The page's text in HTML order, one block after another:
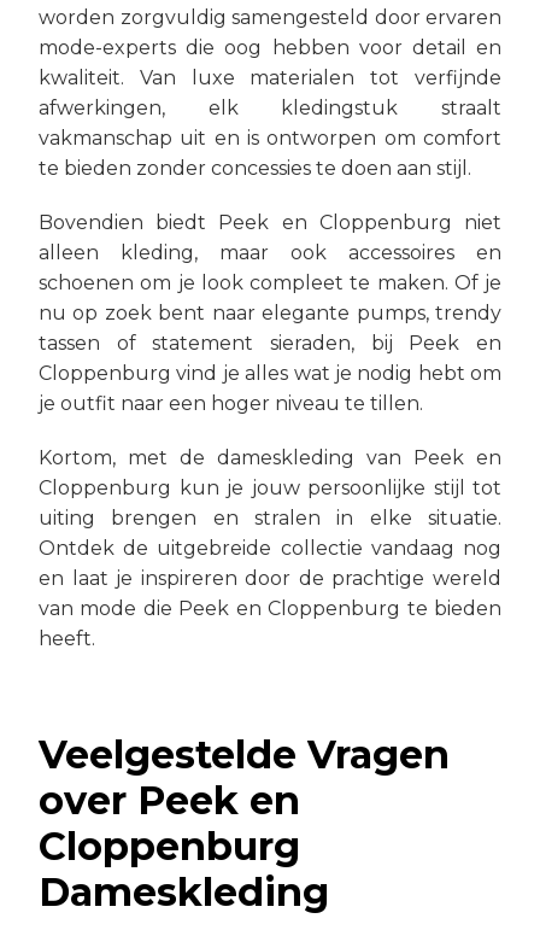
worden zorgvuldig samengesteld door ervaren
mode-experts die oog hebben voor detail en
kwaliteit. Van luxe materialen tot verfijnde
afwerkingen, elk kledingstuk straalt
vakmanschap uit en is ontworpen om comfort
te bieden zonder concessies te doen aan stijl.
Bovendien biedt Peek en Cloppenburg niet
alleen kleding, maar ook accessoires en
schoenen om je look compleet te maken. Of je
nu op zoek bent naar elegante pumps, trendy
tassen of statement sieraden, bij Peek en
Cloppenburg vind je alles wat je nodig hebt om
je outfit naar een hoger niveau te tillen.
Kortom, met de dameskleding van Peek en
Cloppenburg kun je jouw persoonlijke stijl tot
uiting brengen en stralen in elke situatie.
Ontdek de uitgebreide collectie vandaag nog
en laat je inspireren door de prachtige wereld
van mode die Peek en Cloppenburg te bieden
heeft.
Veelgestelde Vragen
over Peek en
Cloppenburg
Dameskleding